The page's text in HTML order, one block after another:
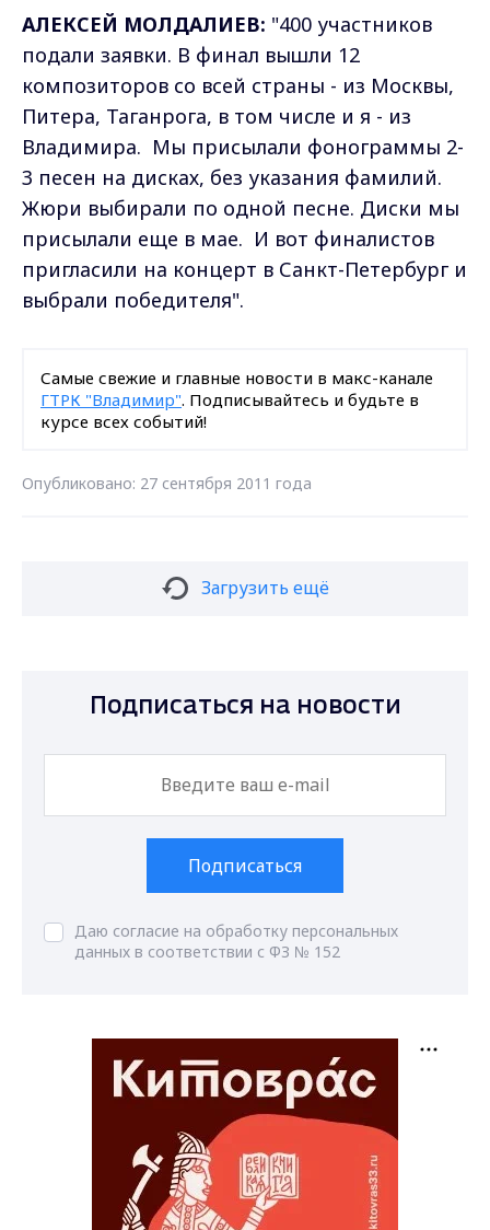
АЛЕКСЕЙ МОЛДАЛИЕВ: "400 участников
подали заявки. В финал вышли 12
композиторов со всей страны - из Москвы,
Питера, Таганрога, в том числе и я - из
Владимира. Мы присылали фонограммы 2-
3 песен на дисках, без указания фамилий.
Жюри выбирали по одной песне. Диски мы
присылали еще в мае. И вот финалистов
пригласили на концерт в Санкт-Петербург и
выбрали победителя".
Самые свежие и главные новости в макс-канале
ГТРК "Владимир". Подписывайтесь и будьте в
курсе всех событий!
Опубликовано: 27 сентября 2011 года
Загрузить ещё
Подписаться на новости
Подписаться
Даю согласие на обработку персональных
данных в соответствии с ФЗ № 152